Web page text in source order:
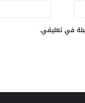
في تعليقي.